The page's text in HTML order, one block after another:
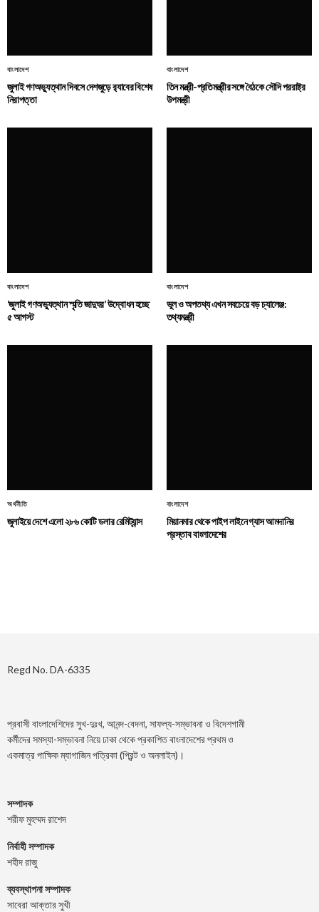
বাংলাদেশ
জুলাই গণঅভ্যুত্থান দিবসে দেশজুড়ে র‌্যাবের বিশেষ
নিরাপত্তা
বাংলাদেশ
তিন মন্ত্রী-প্রতিমন্ত্রীর সঙ্গে বৈঠকে সৌদি পররাষ্ট্র
উপমন্ত্রী
বাংলাদেশ
‘জুলাই গণঅভ্যুত্থান স্মৃতি জাদুঘর’ উদ্বোধন হচ্ছে
৫ আগস্ট
বাংলাদেশ
ভুল ও অপতথ্য এখন সবচেয়ে বড় চ্যালেঞ্জ:
তথ্যমন্ত্রী
অর্থনীতি
জুলাইয়ে দেশে এলো ২৮৬ কোটি ডলার রেমিট্যান্স
বাংলাদেশ
মিয়ানমার থেকে পাইপ লাইনে গ্যাস আমদানির
প্রস্তাব বাংলাদেশের
Regd No. DA-6335
প্রবাসী বাংলাদেশিদের সুখ-দুঃখ, আনন্দ-বেদনা, সাফল্য-সম্ভাবনা ও বিদেশগামী
কর্মীদের সমস্যা-সম্ভাবনা নিয়ে ঢাকা থেকে প্রকাশিত বাংলাদেশের প্রথম ও
একমাত্র পাক্ষিক ম্যাগাজিন পত্রিকা (প্রিন্ট ও অনলাইন)।
সম্পাদক
শরীফ মুহম্মদ রাশেদ
নির্বাহী সম্পাদক
শহীদ রাজু
ব্যবস্থাপনা সম্পাদক
সাবেরা আক্তার সুখী